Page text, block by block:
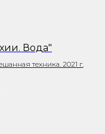
Вода"
техника. 2021 г.